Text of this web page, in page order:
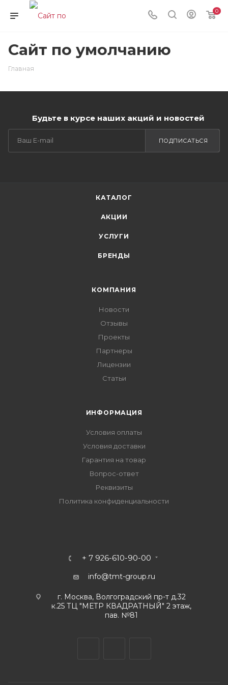
0
Сайт по умолчанию
Главная
Будьте в курсе наших акций и новостей
ПОДПИСАТЬСЯ
КАТАЛОГ
АКЦИИ
УСЛУГИ
БРЕНДЫ
КОМПАНИЯ
Новости
Отзывы
Проекты
Партнеры
Лицензии
Статьи
ИНФОРМАЦИЯ
Условия оплаты
Условия доставки
Гарантия на товар
Вопрос-ответ
Реквизиты
Политика конфиденциальности
+ 7 926-610-90-00
info@tmt-group.ru
г. Москва, Волгоградский пр-т д.32
к.25 ТЦ "МЕТР КВАДРАТНЫЙ" 2 этаж,
пав. №81